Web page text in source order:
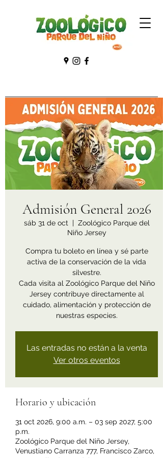
Admisión General 2026
sáb 31 de oct
  |
Zoológico Parque del
Niño Jersey
Compra tu boleto en línea y sé parte
activa de la conservación de la vida
silvestre.
Cada visita al Zoológico Parque del Niño
Jersey contribuye directamente al
cuidado, alimentación y protección de
nuestras especies.
Las entradas no están a la venta
Ver otros eventos
Horario y ubicación
31 oct 2026, 9:00 a.m. – 03 sep 2027, 5:00
p.m.
Zoológico Parque del Niño Jersey,
Venustiano Carranza 777, Francisco Zarco,